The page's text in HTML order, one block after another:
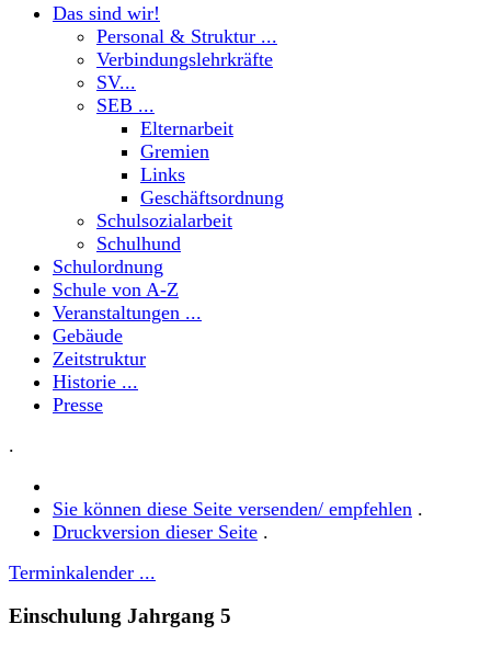
Das sind wir!
Personal & Struktur ...
Verbindungslehrkräfte
SV...
SEB ...
Elternarbeit
Gremien
Links
Geschäftsordnung
Schulsozialarbeit
Schulhund
Schulordnung
Schule von A-Z
Veranstaltungen ...
Gebäude
Zeitstruktur
Historie ...
Presse
.
Sie können diese Seite versenden/ empfehlen .
Druckversion dieser Seite .
Terminkalender ...
Einschulung Jahrgang 5